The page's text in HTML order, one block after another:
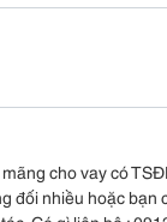
cho vay có
đối nhiều hoặc bạn